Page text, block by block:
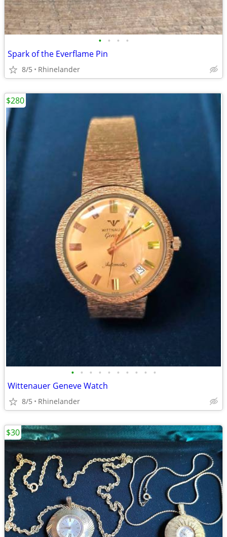
• • • •
Spark of the Everflame Pin
8/5 Rhinelander
• • • • • • • • • •
Wittenauer Geneve Watch
8/5 Rhinelander
$280
$30